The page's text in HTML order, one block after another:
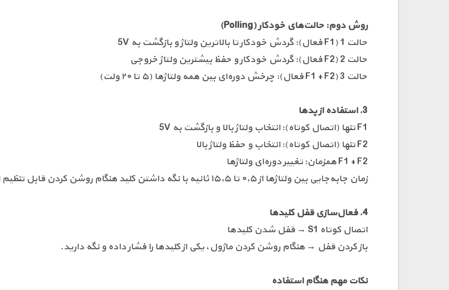
روش دوم: حالت‌های خودکار (Polling)
حالت 1 (F1 فعال): گردش خودکار تا بالاترین ولتاژ و بازگشت به 5V
حالت 2 (F2 فعال): گردش خودکار و حفظ بیشترین ولتاژ خروجی
حالت 3 (F1 + F2 فعال): چرخش دوره‌ای بین همه ولتاژها (۵ تا ۲۰ ولت)
3. استفاده از پدها
F1 تنها (اتصال کوتاه): انتخاب ولتاژ بالا و بازگشت به 5V
F2 تنها (اتصال کوتاه): انتخاب و حفظ ولتاژ بالا
F1 + F2 همزمان: تغییر دوره‌ای ولتاژها
زمان جابه‌جایی بین ولتاژها از ۰٫۵ تا ۱۵٫۵ ثانیه با نگه داشتن کلید هنگام روشن کردن قابل تنظیم است.
4. فعال‌سازی قفل کلیدها
اتصال کوتاه S1 → قفل شدن کلیدها
باز کردن قفل → هنگام روشن کردن ماژول، یکی از کلیدها را فشار داده و نگه دارید.
نکات مهم هنگام استفاده